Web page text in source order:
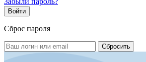
Сброс пароля